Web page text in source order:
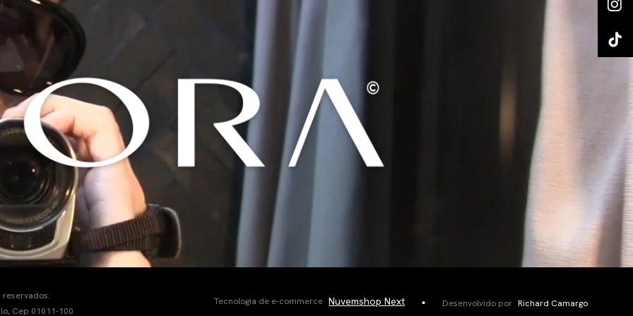
reservados.
Cep 01011-100
Tecnologia de e-commerce Nuvemshop Next Desenvolvido por Richard Camargo